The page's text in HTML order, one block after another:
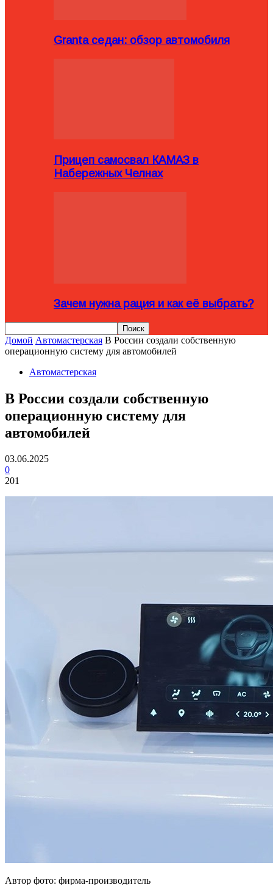
Granta седан: обзор автомобиля
Прицеп самосвал КАМАЗ в
Набережных Челнах
Зачем нужна рация и как её выбрать?
Домой Автомастерская В России создали собственную
операционную систему для автомобилей
Автомастерская
В России создали собственную
операционную систему для
автомобилей
03.06.2025
0
201
Автор фото: фирма-производитель